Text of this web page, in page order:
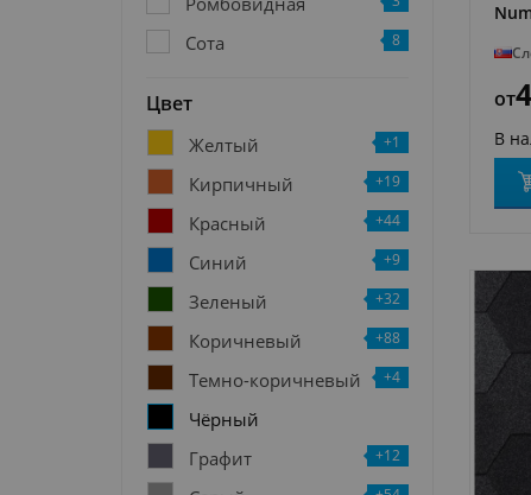
Сота 8
Цвет
Желтый +1
Кирпичный +19
Красный +44
Синий +9
Зеленый +32
Коричневый +88
Темно-коричневый +4
Чёрный
Графит
+12
от
В